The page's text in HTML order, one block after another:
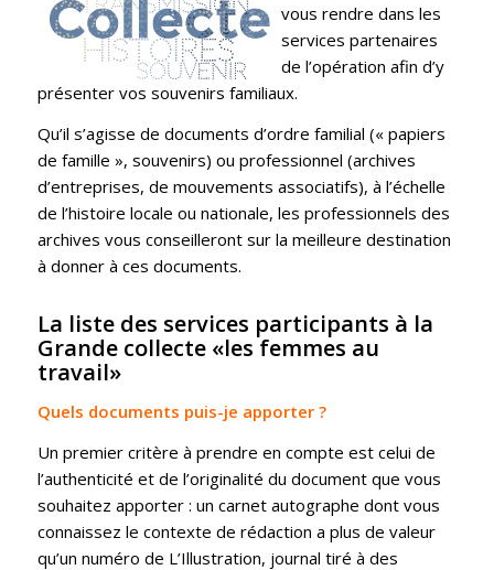
vous rendre dans les
services partenaires
de l’opération afin d’y
présenter vos souvenirs familiaux.
Qu’il s’agisse de documents d’ordre familial (« papiers
de famille », souvenirs) ou professionnel (archives
d’entreprises, de mouvements associatifs), à l’échelle
de l’histoire locale ou nationale, les professionnels des
archives vous conseilleront sur la meilleure destination
à donner à ces documents.
La liste des services participants à la
Grande collecte «les femmes au
travail»
Quels documents puis-je apporter ?
Un premier critère à prendre en compte est celui de
l’authenticité et de l’originalité du document que vous
souhaitez apporter : un carnet autographe dont vous
connaissez le contexte de rédaction a plus de valeur
qu’un numéro de L’Illustration, journal tiré à des